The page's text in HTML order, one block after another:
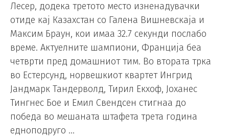
Лесер, додека третото место изненадувачки
отиде кај Казахстан со Галена Вишневскаја и
Максим Браун, кои имаа 32.7 секунди послабо
време. Актуелните шампиони, Франција беа
четврти пред домашниот тим. Во втората трка
во Естерсунд, норвешкиот квартет Ингрид
Јандмарк Тандерволд, Тирил Екхоф, Јоханес
Тингнес Бое и Емил Свендсен стигнаа до
победа во мешаната штафета трета година
едноподруго …